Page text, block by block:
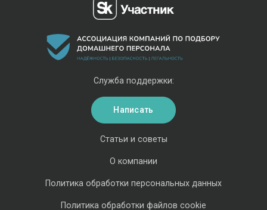
Статьи и советы
О компании
Политика обработки персональных данных
Политика обработки файлов cookie
Служба поддержки:
Написать